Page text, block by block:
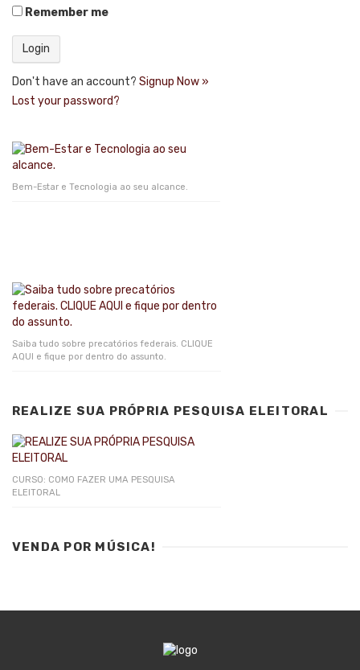
Remember me
Don't have an account? Signup Now »
Lost your password?
Bem-Estar e Tecnologia ao seu alcance.
Saiba tudo sobre precatórios federais. CLIQUE
AQUI e fique por dentro do assunto.
REALIZE SUA PRÓPRIA PESQUISA ELEITORAL
CURSO: COMO FAZER UMA PESQUISA
ELEITORAL
VENDA POR MÚSICA!